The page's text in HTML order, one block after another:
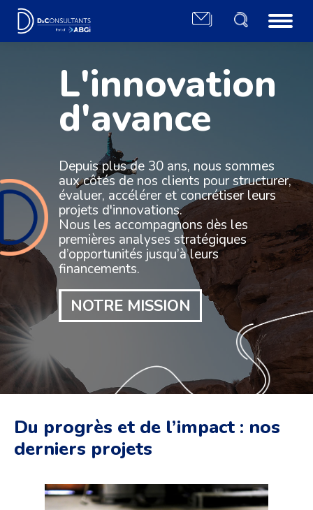
L'innovation
d'avance
Depuis plus de 30 ans, nous sommes
aux côtés de nos clients pour structurer,
évaluer, accélérer et concrétiser leurs
projets d'innovations.
Nous les accompagnons dès les
premières analyses stratégiques
d’opportunités jusqu’à leurs
financements.
NOTRE MISSION
Du progrès et de l’impact : nos
derniers projets